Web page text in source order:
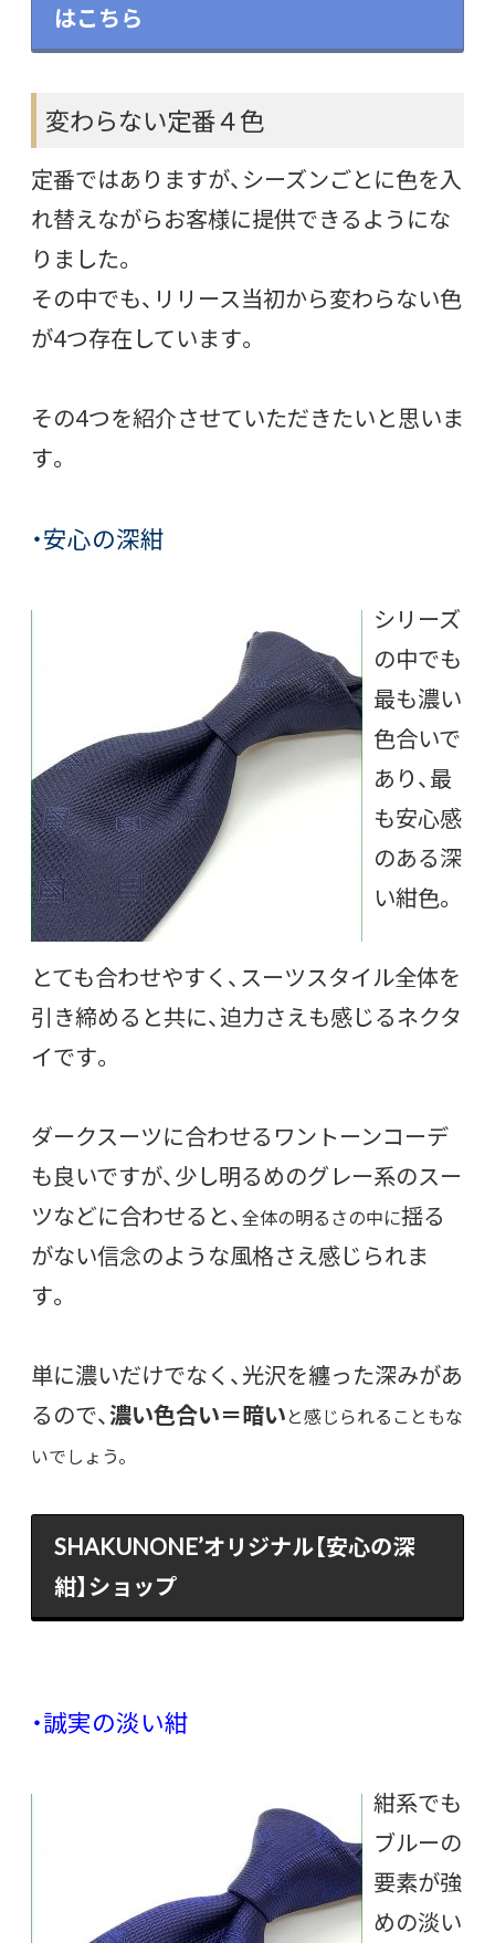
はこちら
変わらない定番４色
定番ではありますが、シーズンごとに色を入
れ替えながらお客様に提供できるようにな
りました。
その中でも、リリース当初から変わらない色
が4つ存在しています。
その4つを紹介させていただきたいと思いま
す。
・安心の深紺
シリーズ
の中でも
最も濃い
色合いで
あり、最
も安心感
のある深
い紺色。
とても合わせやすく、スーツスタイル全体を
引き締めると共に、迫力さえも感じるネクタ
イです。
ダークスーツに合わせるワントーンコーデ
も良いですが、少し明るめのグレー系のスー
ツなどに合わせると、 全体の明るさの中に揺る
がない信念のような風格さえ感じられま
す。
単に濃いだけでなく、光沢を纏った深みがあ
るので、濃い色合い＝暗いと感じられることもな
いでしょう。
SHAKUNONE’オリジナル【安心の深
紺】ショップ
・誠実の淡い紺
紺系でも
ブルーの
要素が強
めの淡い